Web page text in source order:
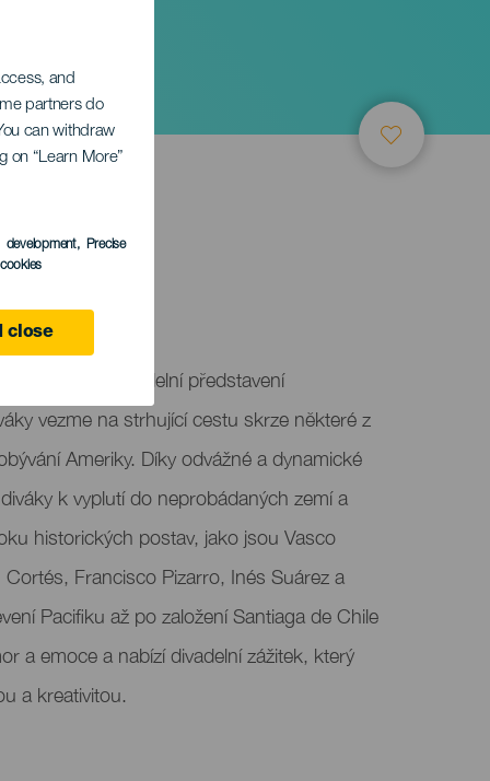
and
partners do
can withdraw
on “Learn More”
development, Precise
close
uvádí divadelní představení
vezme na strhující cestu skrze některé z
Ameriky. Díky odvážné a dynamické
k vyplutí do neprobádaných zemí a
historických postav, jako jsou Vasco
Francisco Pizarro, Inés Suárez a
Pacifiku až po založení Santiaga de Chile
a emoce a nabízí divadelní zážitek, který
a kreativitou.